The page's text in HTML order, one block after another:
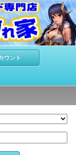
ウント